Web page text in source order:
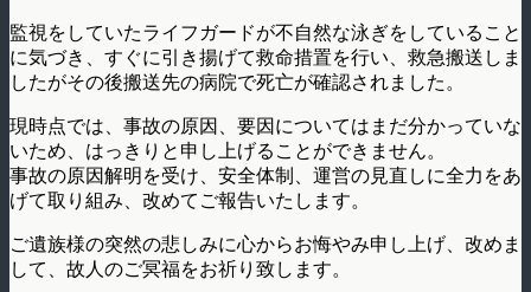
監視をしていたライフガードが不自然な泳ぎをしていること
に気づき、すぐに引き揚げて救命措置を行い、救急搬送しま
したがその後搬送先の病院で死亡が確認されました。
現時点では、事故の原因、要因についてはまだ分かっていな
いため、はっきりと申し上げることができません。
事故の原因解明を受け、安全体制、運営の見直しに全力をあ
げて取り組み、改めてご報告いたします。
ご遺族様の突然の悲しみに心からお悔やみ申し上げ、改めま
して、故人のご冥福をお祈り致します。